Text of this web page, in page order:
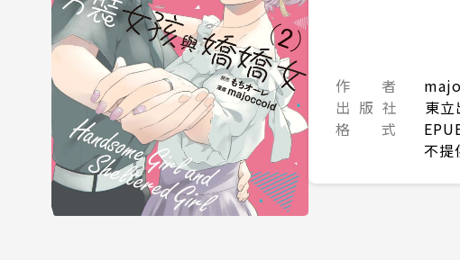
作 者
出 版 社
東立
格 式
不提